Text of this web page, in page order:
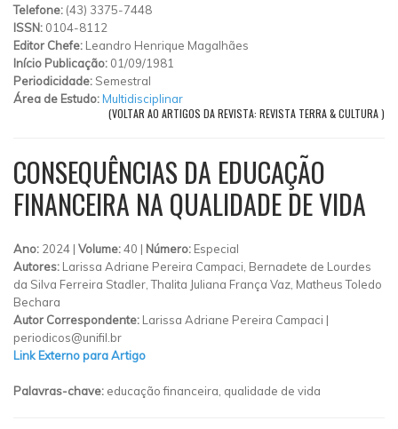
Telefone: (43) 3375-7448
ISSN: 0104-8112
Editor Chefe: Leandro Henrique Magalhães
Início Publicação: 01/09/1981
Periodicidade: Semestral
Área de Estudo:Multidisciplinar
(VOLTAR AO ARTIGOS DA REVISTA: REVISTA TERRA & CULTURA )
CONSEQUÊNCIAS DA EDUCAÇÃO
FINANCEIRA NA QUALIDADE DE VIDA
Ano: 2024 | Volume:40 | Número: Especial
Autores: Larissa Adriane Pereira Campaci, Bernadete de Lourdes
da Silva Ferreira Stadler, Thalita Juliana França Vaz, Matheus Toledo
Bechara
Autor Correspondente: Larissa Adriane Pereira Campaci |
periodicos@unifil.br
Link Externo para Artigo
Palavras-chave: educação financeira, qualidade de vida